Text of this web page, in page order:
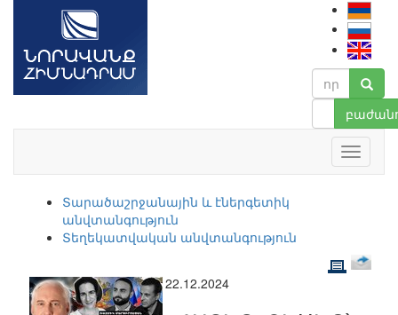
Տարածաշրջանային և էներգետիկ
անվտանգություն
Տեղեկատվական անվտանգություն
22.12.2024